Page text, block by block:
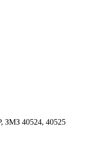
ЗМЗ 40524, 40525